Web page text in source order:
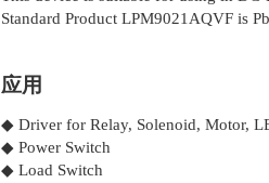
Standard Product LPM9021AQVF is
应用
◆ Driver for Relay, Solenoid, Motor,
◆ Power Switch
◆ Load Switch